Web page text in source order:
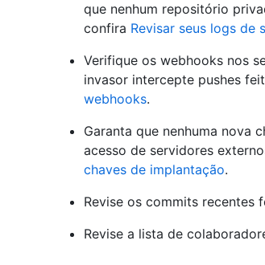
que nenhum repositório
confira Revisar seus logs de
Verifique os webhooks nos
invasor intercepte pushes
webhooks.
Garanta que nenhuma nova
acesso de servidores
chaves de implantação.
Revise os commits recentes
Revise a lista de